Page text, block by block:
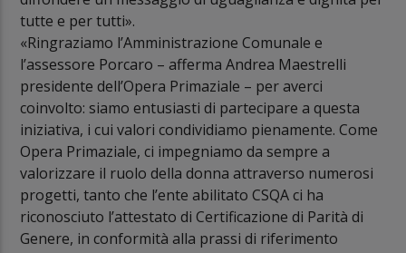
tutte e per tutti».
«Ringraziamo l’Amministrazione Comunale e
l’assessore Porcaro – afferma Andrea Maestrelli
presidente dell’Opera Primaziale – per averci
coinvolto: siamo entusiasti di partecipare a questa
iniziativa, i cui valori condividiamo pienamente. Come
Opera Primaziale, ci impegniamo da sempre a
valorizzare il ruolo della donna attraverso numerosi
progetti, tanto che l’ente abilitato CSQA ci ha
riconosciuto l’attestato di Certificazione di Parità di
Genere, in conformità alla prassi di riferimento